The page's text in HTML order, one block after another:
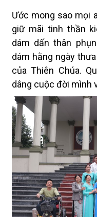
Ước mong sao mọi
giữ mãi tinh thần
dám dấn thân
dám hằng ngày
của Thiên Chúa.
dâng cuộc đời mình